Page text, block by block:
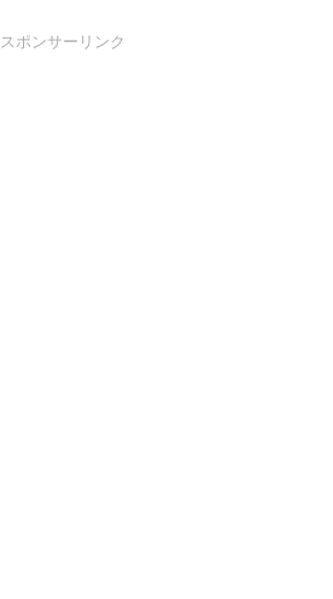
スポンサーリンク